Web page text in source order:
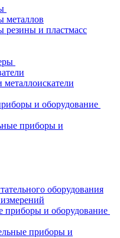
металлов
резины и пластмасс
металлоискатели
и оборудование
приборы и
оборудования
приборы и оборудование
приборы и